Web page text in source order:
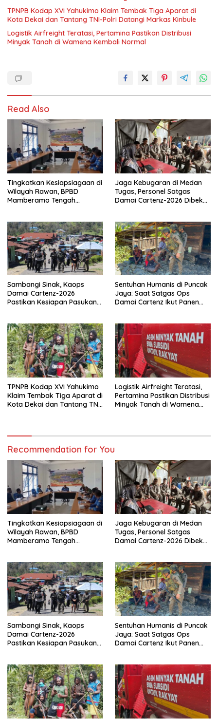
TPNPB Kodap XVI Yahukimo Klaim Tembak Tiga Aparat di
Kota Dekai dan Tantang TNI-Polri Datangi Markas Kinbule
Logistik Airfreight Teratasi, Pertamina Pastikan Distribusi
Minyak Tanah di Wamena Kembali Normal
Read Also
Tingkatkan Kesiapsiagaan di
Wilayah Rawan, BPBD
Mamberamo Tengah
Jaga Kebugaran di Medan
Tugas, Personel Satgas
Damai Cartenz-2026 Dibekali
Sambangi Sinak, Kaops
Damai Cartenz-2026
Pastikan Kesiapan Pasukan
Sentuhan Humanis di Puncak
Jaya: Saat Satgas Ops
Damai Cartenz Ikut Panen
TPNPB Kodap XVI Yahukimo
Klaim Tembak Tiga Aparat di
Kota Dekai dan Tantang TNI-
Logistik Airfreight Teratasi,
Pertamina Pastikan Distribusi
Minyak Tanah di Wamena
Recommendation for You
Tingkatkan Kesiapsiagaan di
Wilayah Rawan, BPBD
Mamberamo Tengah
Jaga Kebugaran di Medan
Tugas, Personel Satgas
Damai Cartenz-2026 Dibekali
Sambangi Sinak, Kaops
Damai Cartenz-2026
Pastikan Kesiapan Pasukan
Sentuhan Humanis di Puncak
Jaya: Saat Satgas Ops
Damai Cartenz Ikut Panen